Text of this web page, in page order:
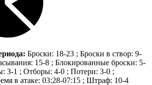
Броски: 18-23 ; Броски в створ: 9-
15-8 ; Блокированные броски: 5-
3-1 ; Отборы: 4-0 ; Потери: 3-0 ;
в атаке: 03:28-07:15 ; Штраф: 10-4